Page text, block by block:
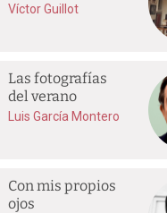
Víctor Guillot
Las fotografías
del verano
Luis García Montero
Con mis propios
ojos